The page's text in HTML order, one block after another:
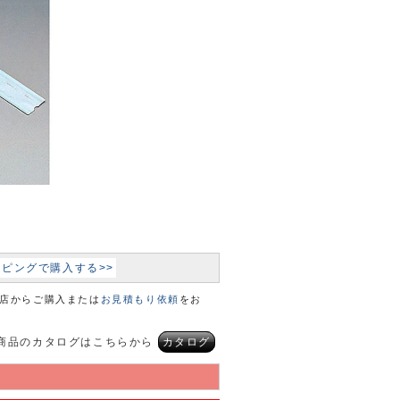
ングで購入する>>
からご購入または お見積もり依頼 をお
品のカタログはこちらから カタログ